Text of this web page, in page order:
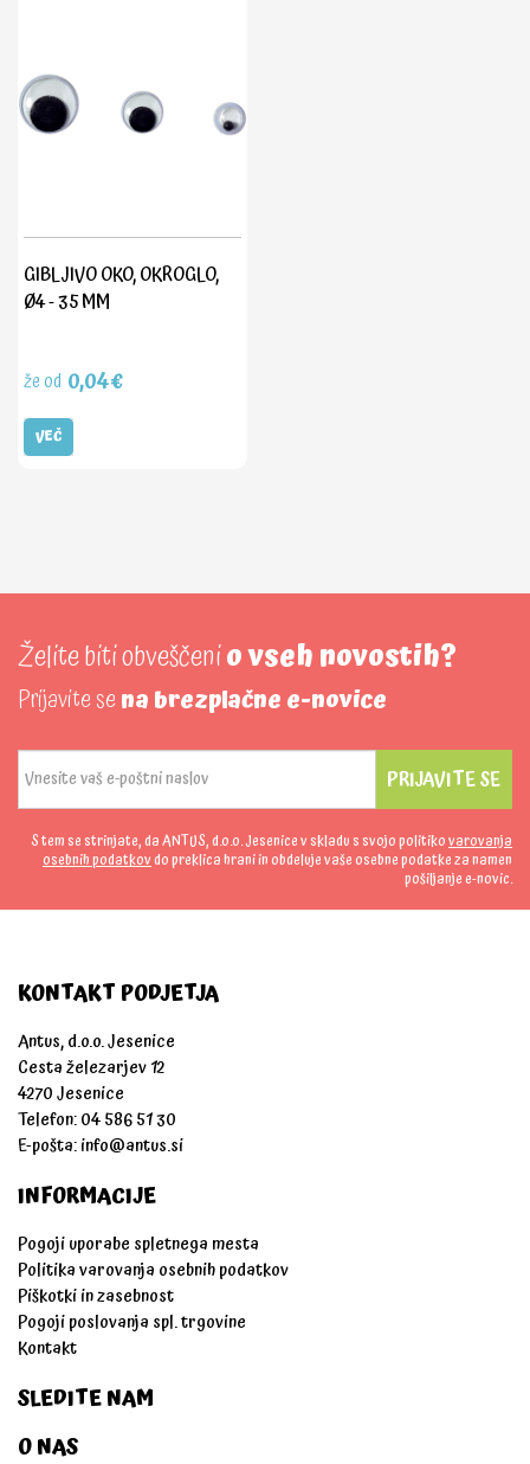
GIBLJIVO OKO, OKROGLO,
Ø4 - 35 MM
že od 0,04€
VEČ
Želite biti obveščenio vseh novostih?
Prijavite sena brezplačne e-novice
PRIJAVITE SE
S tem se strinjate, da ANTUS, d.o.o. Jesenice v skladu s svojo politikovarovanja
osebnih podatkovdo preklica hrani in obdeluje vaše osebne podatke za namen
pošiljanje e-novic.
KONTAKT PODJETJA
Antus, d.o.o. Jesenice
Cesta železarjev 12
4270 Jesenice
Telefon: 04 586 51 30
E-pošta:info@antus.si
INFORMACIJE
Pogoji uporabe spletnega mesta
Politika varovanja osebnih podatkov
Piškotki in zasebnost
Pogoji poslovanja spl. trgovine
Kontakt
SLEDITE NAM
O NAS